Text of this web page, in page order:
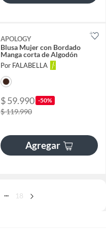
APOLOGY
Blusa Mujer con Bordado
Manga corta de Algodón
Por FALABELLA
$ 59.990 -50%
$ 119.990
Agregar
... 18